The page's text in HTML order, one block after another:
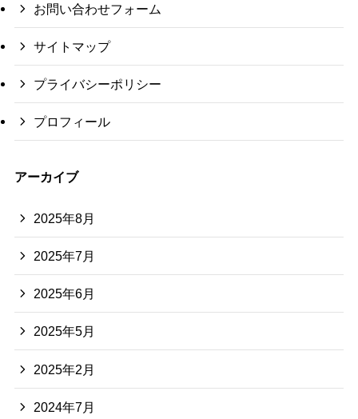
お問い合わせフォーム
サイトマップ
プライバシーポリシー
プロフィール
アーカイブ
2025年8月
2025年7月
2025年6月
2025年5月
2025年2月
2024年7月